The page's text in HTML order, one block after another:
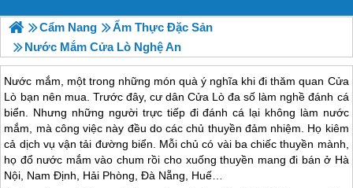
Cẩm Nang
Ẩm Thực Đặc Sản
Nước Mắm Cửa Lò Nghệ An
Nước mắm, một trong những món quà ý nghĩa khi đi thăm quan Cửa
Lò bạn nên mua. Trước đây, cư dân Cửa Lò đa số làm nghề đánh cá
biển. Nhưng những người trực tiếp đi đánh cá lại không làm nước
mắm, mà công việc này đều do các chủ thuyền đảm nhiệm. Họ kiêm
cả dịch vụ vận tải đường biển. Mỗi chủ có vài ba chiếc thuyền mành,
họ đổ nước mắm vào chum rồi cho xuống thuyền mang đi bán ở Hà
Nội, Nam Định, Hải Phòng, Đà Nẵng, Huế…